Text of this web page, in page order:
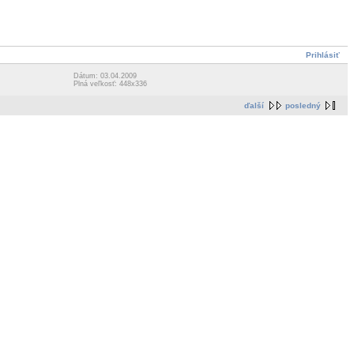
Prihlásiť
Dátum: 03.04.2009
Plná veľkosť: 448x336
ďalší posledný